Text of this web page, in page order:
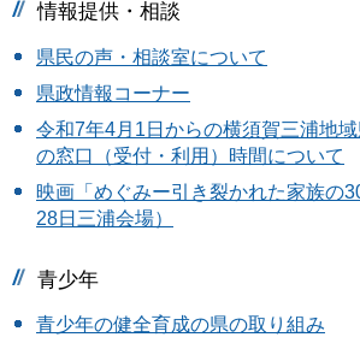
情報提供・相談
県民の声・相談室について
県政情報コーナー
令和7年4月1日からの横須賀三浦地
の窓口（受付・利用）時間について
映画「めぐみー引き裂かれた家族の
28日三浦会場）
青少年
青少年の健全育成の県の取り組み